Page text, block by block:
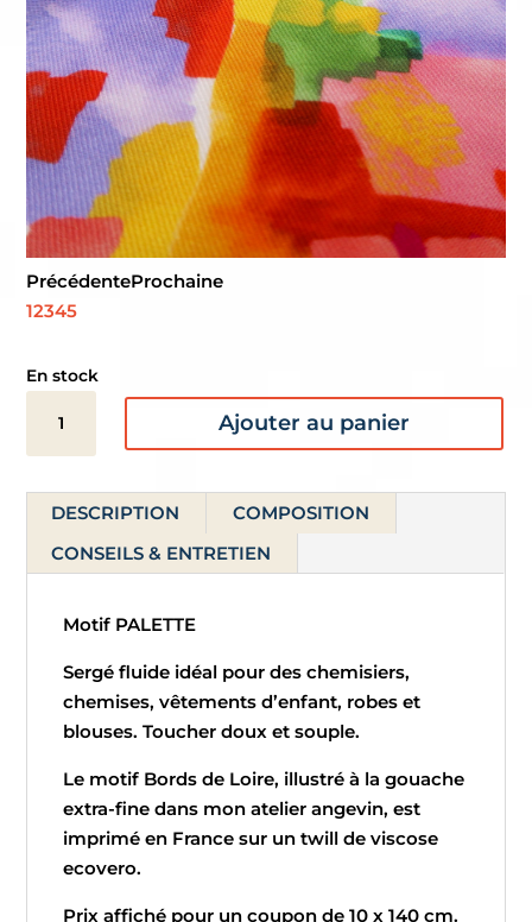
PrécédenteProchaine
12345
En stock
Twill
de
viscose
Ajouter au panier
DESCRIPTION
COMPOSITION
CONSEILS & ENTRETIEN
Motif PALETTE
Sergé fluide idéal pour des chemisiers,
chemises, vêtements d’enfant, robes et
blouses. Toucher doux et souple.
Le motif Bords de Loire, illustré à la gouache
extra-fine dans mon atelier angevin, est
imprimé en France sur un twill de viscose
ecovero.
Prix affiché pour un coupon de 10 x 140 cm.